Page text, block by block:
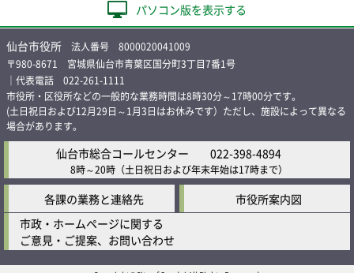
パソコン版を表示する
仙台市役所 法人番号 8000020041009
〒980-8671 宮城県仙台市青葉区国分町3丁目7番1号
｜代表電話 022-261-1111
市役所・区役所などの一般的な業務時間は8時30分～17時00分です。
(土日祝日および12月29日～1月3日はお休みです）ただし、施設によって異なる
場合があります。
仙台市総合コールセンター 022-398-4894
8時～20時 （土日祝日および年末年始は17時まで）
各課の業務と連絡先
市役所案内図
市政・ホームページに関する
ご意見・ご提案、お問い合わせ